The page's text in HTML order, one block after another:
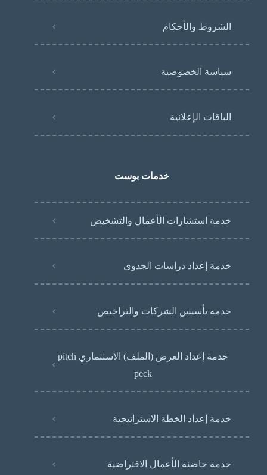
الشروط والأحكام
سياسة الخصوصية
الباقات الإعلانية
خدمات بوست
خدمة استشارات الأعمال والتشخيص
خدمة إعداد دراسات الجدوى
خدمة تأسيس الشركات والتراخيص
خدمة إعداد العرض (الملف) الاستثماري pitch
peck
خدمة إعداد الخطة الاستراتيجية
خدمة حاضنة الأعمال الافتراضية